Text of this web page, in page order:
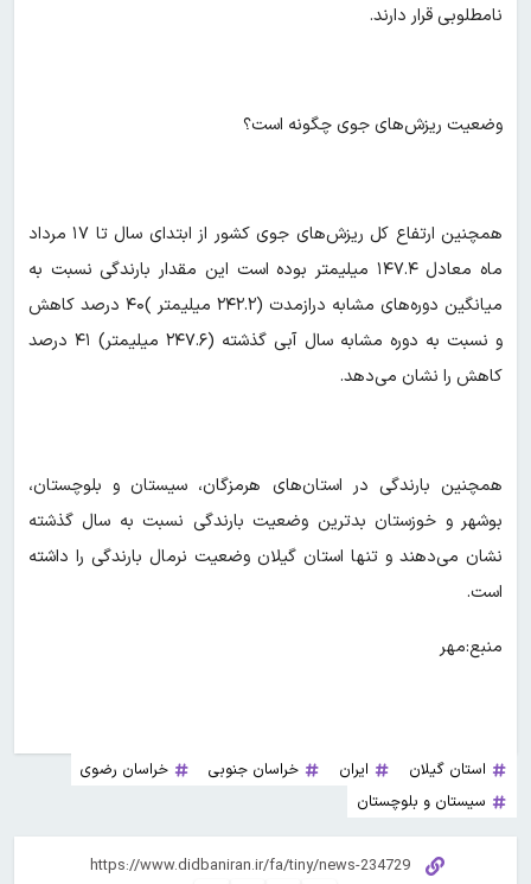
نامطلوبی قرار دارند.
وضعیت ریزش‌های جوی چگونه است؟
همچنین ارتفاع کل ریزش‌های جوی کشور از ابتدای سال تا ۱۷ مرداد
ماه معادل ۱۴۷.۴ میلیمتر بوده است این مقدار بارندگی نسبت به
میانگین دوره‌های مشابه درازمدت (۲۴۲.۲ میلیمتر )۴۰ درصد کاهش
و نسبت به دوره مشابه سال آبی گذشته (۲۴۷.۶ میلیمتر) ۴۱ درصد
کاهش را نشان می‌دهد.
همچنین بارندگی در استان‌های هرمزگان، سیستان و بلوچستان،
بوشهر و خوزستان بدترین وضعیت بارندگی نسبت به سال گذشته
نشان می‌دهند و تنها استان گیلان وضعیت نرمال بارندگی را داشته
است.
منبع:مهر
استان گیلان ایران خراسان جنوبی
خراسان رضوی
سیستان و بلوچستان